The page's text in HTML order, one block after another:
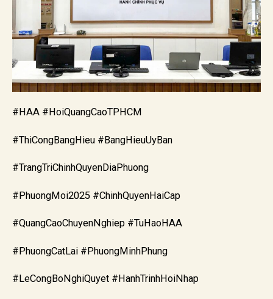
#HAA #HoiQuangCaoTPHCM
#ThiCongBangHieu #BangHieuUyBan
#TrangTriChinhQuyenDiaPhuong
#PhuongMoi2025 #ChinhQuyenHaiCap
#QuangCaoChuyenNghiep #TuHaoHAA
#PhuongCatLai #PhuongMinhPhung
#LeCongBoNghiQuyet #HanhTrinhHoiNhap